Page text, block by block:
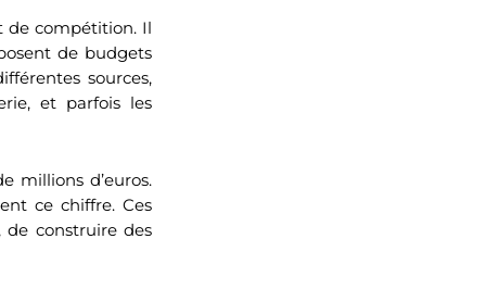
de compétition. Il
de budgets
sources,
et parfois les
millions d’euros.
ce chiffre. Ces
construire des